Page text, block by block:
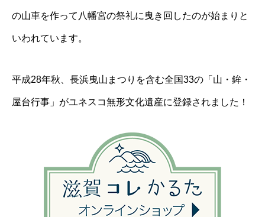
の⼭⾞を作って⼋幡宮の祭礼に曳き回したのが始まりと
いわれています。
平成28年秋、⻑浜曳⼭まつりを含む全国33の「⼭・鉾・
屋台⾏事」がユネスコ無形⽂化遺産に登録されました！